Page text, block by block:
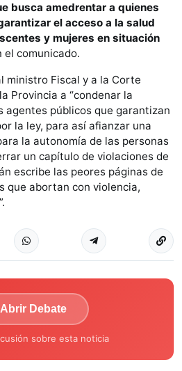
busca amedrentar a quienes
el acceso a la salud
y mujeres en situación
el comunicado.
ministro Fiscal y a la Corte
Provincia a “condenar la
agentes públicos que garantizan
la ley, para así afianzar una
la autonomía de las personas
un capítulo de violaciones de
escribe las peores páginas de
que abortan con violencia,
Abrir Debate
sobre esta noticia